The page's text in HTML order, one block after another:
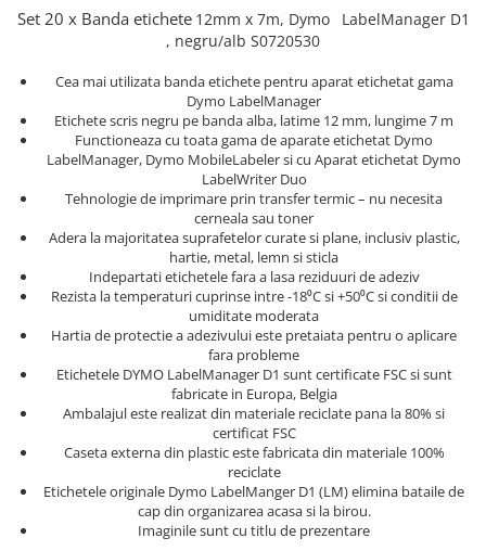
Etichete cabluri Aimo Phomemo
Etichete haine Aimo Phomemo
Etichete Aimo Phomemo M110 |
Etichete Aimo rotunde
Etichete bijuterii Aimo Phomemo
Batoane silicon pentru decoratiuni
Batoane silicon cu sclipici
Batoane silicon PVC/ Cabluri
Batoane silicon pluta
Batoane silicon piele intoarsa
Duze pentru pistoale de lipit
Clesti pentru nituri si popnituri
Nituri etansare Rapid
Nituri High performance Rapid
Nituri automotive Rapid colorate
Piulite nit Rapid
Pistoale pneumatice batut cuie in
banda
Pistoale pneumatice duale batut
capse sau cuie in banda
Preducele si Clesti pentru ocheti
Truse de chei WERA
Truse de scule combinate pentru
Extractor conectori Engineer
Geanta | Rucsac pentru scule
Instrumente recuperatoare
Pompe aspirator fludor si accesorii
Scule
Scule de mana electricieni
Scule de mana KNIPEX
Scule multifunctionale si accesorii
Scule pentru constructii navale si
intretinere nave
Scule pentru instalari panouri
fotovoltaice
Scule pentru reparatii biciclete |
Scule si unelte VDE
Set 20 x Banda etichete 12mm x 7m, Dymo
LabelManager D1
, negru/alb S0720530
Cea mai utilizata banda etichete pentru aparat etichetat gama
Dymo LabelManager
Etichete scris negru pe banda alba, latime 12 mm, lungime 7 m
Functioneaza cu toata gama de aparate etichetat Dymo
LabelManager, Dymo MobileLabeler si cu Aparat etichetat Dymo
LabelWriter Duo
Tehnologie de imprimare prin transfer termic – nu necesita
cerneala sau toner
Adera la majoritatea suprafetelor curate si plane, inclusiv plastic,
hartie, metal, lemn si sticla
Indepartati etichetele fara a lasa reziduuri de adeziv
Rezista la temperaturi cuprinse intre -18⁰C si +50⁰C si conditii de
umiditate moderata
Hartia de protectie a adezivului este pretaiata pentru o aplicare
fara probleme
Etichetele DYMO LabelManager D1 sunt certificate FSC si sunt
fabricate in Europa, Belgia
Ambalajul este realizat din materiale reciclate pana la 80% si
certificat FSC
Caseta externa din plastic este fabricata din materiale 100%
reciclate
Etichetele originale Dymo LabelManger D1 (LM) elimina bataile de
cap din organizarea acasa si la birou.
Imaginile sunt cu titlu de prezentare